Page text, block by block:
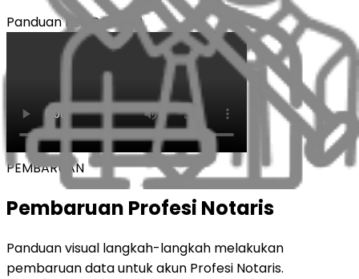
PanduanPEMBARUAN
PEMBARUAN
Pembaruan Profesi Notaris
Panduan visual langkah-langkah melakukan
pembaruan data untuk akun Profesi Notaris.